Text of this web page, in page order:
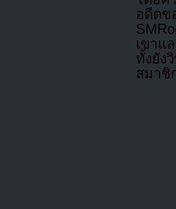
อดีตข
เขาแ
ทั้งยัง
สมาชิ